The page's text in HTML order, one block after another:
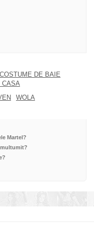
COSTUME DE BAIE
CASA
WOLA
Martel?